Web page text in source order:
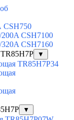
CSH750
CSH7100
CSH7160
▼
TR85H7P34
▼